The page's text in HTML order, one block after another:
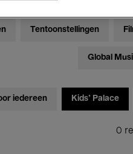
Tentoonstellingen
Global
iedereen Kids’ Palace
0